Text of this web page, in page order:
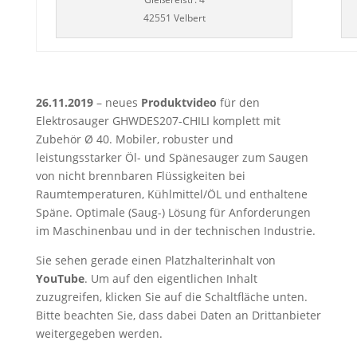
42551 Velbert
26.11.2019– neues Produktvideo für den
Elektrosauger GHWDES207-CHILI komplett mit
Zubehör Ø 40. Mobiler, robuster und
leistungsstarker Öl- und Spänesauger zum Saugen
von nicht brennbaren Flüssigkeiten bei
Raumtemperaturen, Kühlmittel/ÖL und enthaltene
Späne. Optimale (Saug-) Lösung für Anforderungen
im Maschinenbau und in der technischen Industrie.
Sie sehen gerade einen Platzhalterinhalt von
YouTube. Um auf den eigentlichen Inhalt
zuzugreifen, klicken Sie auf die Schaltfläche unten.
Bitte beachten Sie, dass dabei Daten an Drittanbieter
weitergegeben werden.